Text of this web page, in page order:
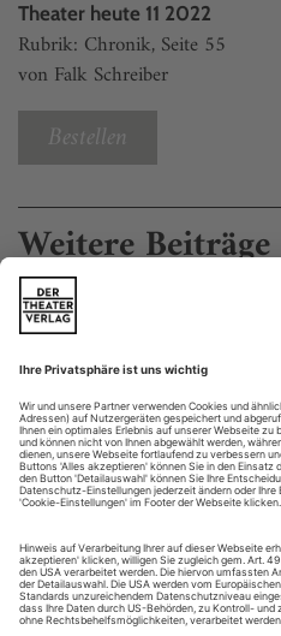
Theater heute 11 2022
Rubrik: Chronik, Seite 55
von Falk Schreiber
Bestellen
Weitere Beiträge
Showroom 11/22
Aktuelle Ausstellungen
BERLIN, AKADEMIE
Spurensicherung. Die
Überraschende
Bildern, Büchern,
Sammlungen der Akademie
von der Gestapo
Brigadier Siegfried,